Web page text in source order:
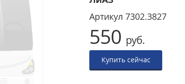
Артикул 7302.3827
550 руб.
Купить сейчас